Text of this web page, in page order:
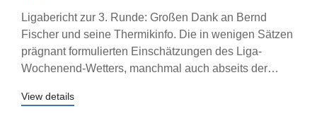
Ligabericht zur 3. Runde: Großen Dank an Bernd
Fischer und seine Thermikinfo. Die in wenigen Sätzen
prägnant formulierten Einschätzungen des Liga-
Wochenend-Wetters, manchmal auch abseits der…
View details